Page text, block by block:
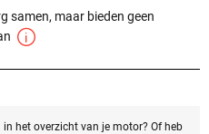
samen, maar bieden geen
het overzicht van je motor? Of heb